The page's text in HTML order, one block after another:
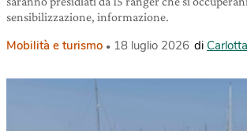
sensibilizzazione, informazione.
Mobilità e turismo 18 luglio 2026 di